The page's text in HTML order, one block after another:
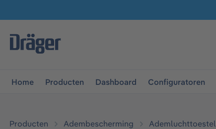
Ga naar navigatie B2B-
Home Producten Dashboard Configuratoren
Producten Adembescherming